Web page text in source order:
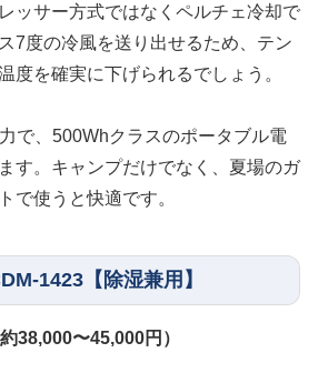
ッサー方式ではなくペルチェ冷却で
7度の冷風を送り出せるため、テン
度を確実に下げられるでしょう。
で、500Whクラスのポータブル電
す。キャンプだけでなく、夏場のガ
で使うと快適です。
1423【除湿兼用】
38,000〜45,000円）